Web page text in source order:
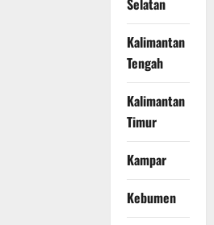
Selatan
Kalimantan
Tengah
Kalimantan
Timur
Kampar
Kebumen